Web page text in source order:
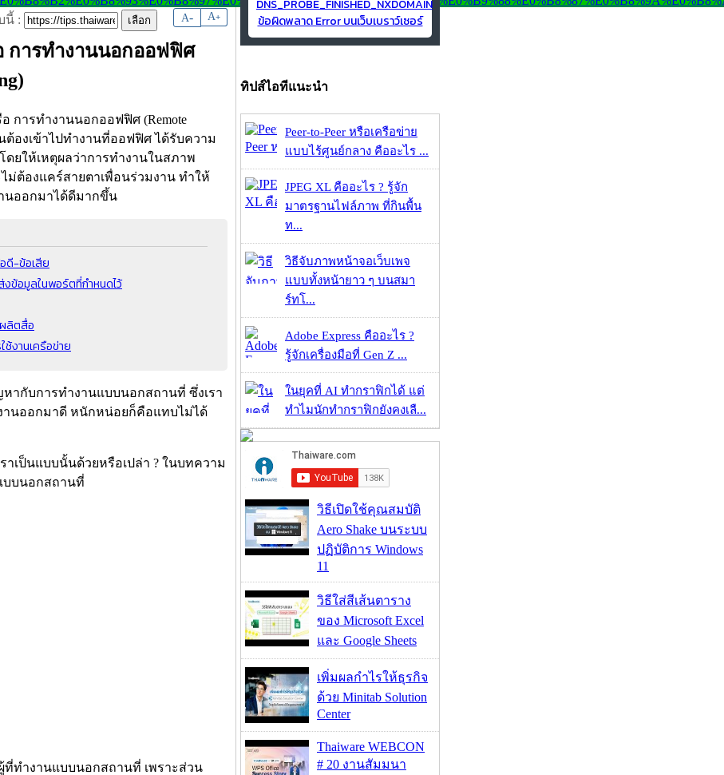
A- A+
นี้ :
การทำงานนอกออฟฟิศ
การทำงานนอกออฟฟิศ (Remote
ต้องเข้าไปทำงานที่ออฟฟิศ ได้รับความ
ยให้เหตุผลว่าการทำงานในสภาพ
ม่ต้องแคร์สายตาเพื่อนร่วมงาน ทำให้
นออกมาได้ดีมากขึ้น
ดี-ข้อเสีย
ข้อมูลในพอร์ตที่กำหนดไว้
ลิตสื่อ
งานเครือข่าย
ากับการทำงานแบบนอกสถานที่ ซึ่งเรา
านออกมาดี หนักหน่อยก็คือแทบไม่ได้
เป็นแบบนั้นด้วยหรือเปล่า ? ในบทความ
บบนอกสถานที่
ทำงานแบบนอกสถานที่ เพราะส่วน
DNS_PROBE_FINISHED_NXDOMAIN
ข้อผิดพลาด Error บนเว็บเบราว์เซอร์
ทิปส์ไอทีแนะนำ
Peer-to-Peer หรือเครือข่าย
แบบไร้ศูนย์กลาง คืออะไร ...
JPEG XL คืออะไร ? รู้จัก
มาตรฐานไฟล์ภาพ ที่กินพื้น
ท...
วิธีจับภาพหน้าจอเว็บเพจ
แบบทั้งหน้ายาว ๆ บนสมา
ร์ทโ...
Adobe Express คืออะไร ?
รู้จักเครื่องมือที่ Gen Z ...
ในยุคที่ AI ทำกราฟิกได้ แต่
ทำไมนักทำกราฟิกยังคงเลื...
วิธีเปิดใช้คุณสมบัติ
Aero Shake บนระบบ
ปฏิบัติการ Windows
11
วิธีใส่สีเส้นตาราง
ของ Microsoft Excel
และ Google Sheets
เพิ่มผลกำไรให้ธุรกิจ
ด้วย Minitab Solution
Center
Thaiware WEBCON
# 20 งานสัมมนา